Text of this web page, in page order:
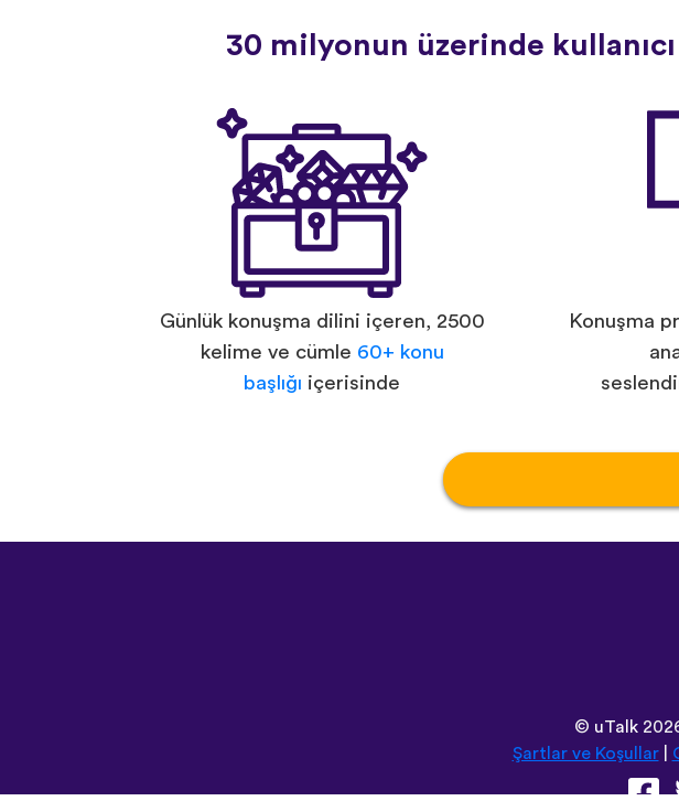
30 milyonun üzerinde
Günlük konuşma dilini içeren, 2500
kelime ve cümle 60+ konu
başlığı içerisinde
Konuşma
© uTalk
Şartlar ve Koşullar|